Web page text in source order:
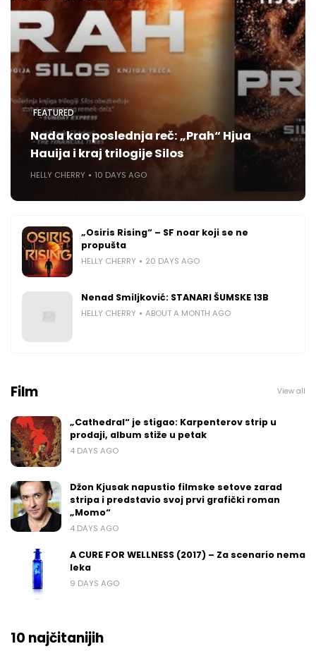
FEATURED
Nada kao poslednja reč: „Prah“ Hjua
Hauija i kraj trilogije Silos
HELLY CHERRY 10 DAYS AGO
„Osiris Rising“ – SF noar koji se ne
propušta
HELLY CHERRY 20 DAYS AGO
Nenad Smiljković: STANARI ŠUMSKE 13B
HELLY CHERRY ABOUT A MONTH AGO
Film View all
„Cathedral“ je stigao: Karpenterov strip u
prodaji, album stiže u petak
4 DAYS AGO
Džon Kjusak napustio filmske setove zarad
stripa i predstavio svoj prvi grafički roman
„Momo“
4 DAYS AGO
A CURE FOR WELLNESS (2017) – Za scenario nema
leka
9 DAYS AGO
10 najčitanijih